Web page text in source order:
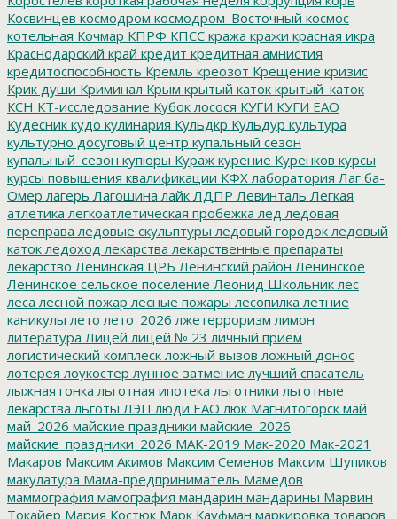
Косвинцев космодром космодром_Восточный космос
котельная Кочмар КПРФ КПСС кража кражи красная икра
Краснодарский край кредит кредитная амнистия
кредитоспособность Кремль креозот Крещение кризис
Крик души Криминал Крым крытый каток крытый_каток
КСН КТ-исследование Кубок лосося КУГИ КУГИ ЕАО
Кудесник кудо кулинария Кульдкр Кульдур культура
культурно досуговый центр купальный сезон
купальный_сезон купюры Кураж курение Куренков курсы
курсы повышения квалификации КФХ лаборатория Лаг ба-
Омер лагерь Лагошина лайк ЛДПР Левинталь Легкая
атлетика легкоатлетическая пробежка лед ледовая
переправа ледовые скульптуры ледовый городок ледовый
каток ледоход лекарства лекарственные препараты
лекарство Ленинская ЦРБ Ленинский район Ленинское
Ленинское сельское поселение Леонид Школьник лес
леса лесной пожар лесные пожары лесопилка летние
каникулы лето лето_2026 лжетерроризм лимон
литература Лицей лицей № 23 личный прием
логистический комплеск ложный вызов ложный донос
лотерея лоукостер лунное затмение лучший спасатель
лыжная гонка льготная ипотека льготники льготные
лекарства льготы ЛЭП люди ЕАО люк Магнитогорск май
май_2026 майские праздники майские_2026
майские_праздники_2026 МАК-2019 Мак-2020 Мак-2021
Макаров Максим Акимов Максим Семенов Максим Шупиков
макулатура Мама-предприниматель Мамедов
маммография мамография мандарин мандарины Марвин
Токайер Мария Костюк Марк Кауфман маркировка товаров